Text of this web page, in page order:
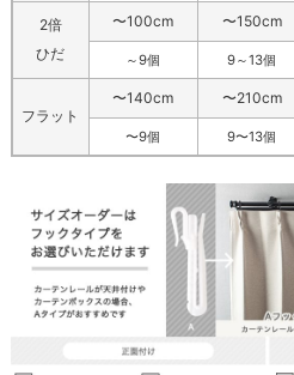
2倍
ひだ
〜100cm 〜150cm
～9個 9～13個
フラット
〜140cm 〜210cm
〜9個 9〜13個